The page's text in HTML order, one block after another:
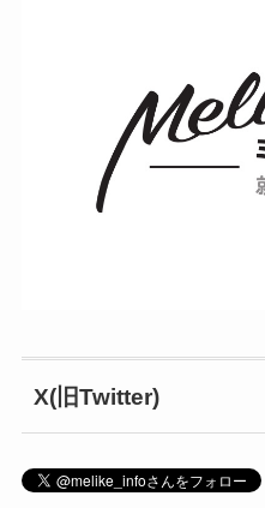
X(旧Twitter)